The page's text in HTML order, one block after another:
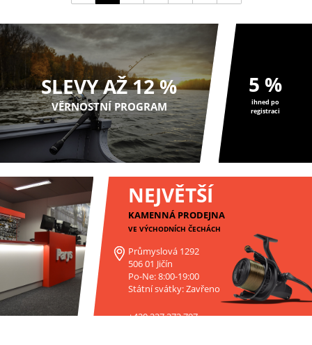
SLEVY AŽ 12 %
VĚRNOSTNÍ PROGRAM
5 %
ihned po
registraci
NEJVĚTŠÍ
KAMENNÁ PRODEJNA
VE VÝCHODNÍCH ČECHÁCH
Průmyslová 1292
506 01 Jičín
Po-Ne: 8:00-19:00
Státní svátky: Zavřeno
+420 227 272 797